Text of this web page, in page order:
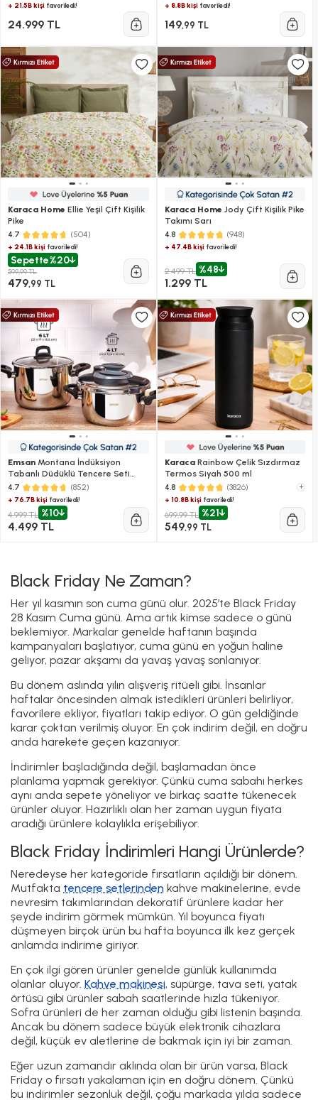
+ 21.5B kişi favoriledi!
24.999 TL
+ 8.8B kişifavoriledi!
149,99 TL
Karaca Home Ellie Yeşil Çift Kişilik
Pike
4.7 (504)
+ 24.1B kişi favoriledi!
Sepette%20
599,99 TL
479,99 TL
Karaca Home Jody Çift Kişilik Pike
Takımı Sarı
4.8 (948)
+ 47.4B kişifavoriledi!
2.499 TL %48
1.299 TL
Emsan Montana İndüksiyon
Tabanlı Düdüklü Tencere Seti
Siyah Gri 4+6 Litre
4.7 (852)
+ 76.7B kişi favoriledi!
4.999 TL %10
4.499 TL
KaracaRainbow Çelik Sızdırmaz
Termos Siyah 500 ml
4.8 (3826)
+
+ 10.8B kişifavoriledi!
699,99 TL %21
549,99 TL
Black Friday Ne Zaman?
Her yıl kasımın son cuma günü olur. 2025’te Black Friday
28 Kasım Cuma günü. Ama artık kimse sadece o günü
beklemiyor. Markalar genelde haftanın başında
kampanyaları başlatıyor, cuma günü en yoğun haline
geliyor, pazar akşamı da yavaş yavaş sonlanıyor.
Bu dönem aslında yılın alışveriş ritüeli gibi. İnsanlar
haftalar öncesinden almak istedikleri ürünleri belirliyor,
favorilere ekliyor, fiyatları takip ediyor. O gün geldiğinde
karar çoktan verilmiş oluyor. En çok indirim değil, en doğru
anda harekete geçen kazanıyor.
İndirimler başladığında değil, başlamadan önce
planlama yapmak gerekiyor. Çünkü cuma sabahı herkes
aynı anda sepete yöneliyor ve birkaç saatte tükenecek
ürünler oluyor. Hazırlıklı olan her zaman uygun fiyata
aradığı ürünlere kolaylıkla erişebiliyor.
Black Friday İndirimleri Hangi Ürünlerde?
Neredeyse her kategoride fırsatların açıldığı bir dönem.
Mutfakta tencere setlerinden kahve makinelerine, evde
nevresim takımlarından dekoratif ürünlere kadar her
şeyde indirim görmek mümkün. Yıl boyunca fiyatı
düşmeyen birçok ürün bu hafta boyunca ilk kez gerçek
anlamda indirime giriyor.
En çok ilgi gören ürünler genelde günlük kullanımda
olanlar oluyor. Kahve makinesi, süpürge, tava seti, yatak
örtüsü gibi ürünler sabah saatlerinde hızla tükeniyor.
Sofra ürünleri de her zaman olduğu gibi listenin başında.
Ancak bu dönem sadece büyük elektronik cihazlara
değil, küçük ev aletlerine de bakmak için iyi bir zaman.
Eğer uzun zamandır aklında olan bir ürün varsa, Black
Friday o fırsatı yakalaman için en doğru dönem. Çünkü
bu indirimler sezonluk değil, çoğu markada yılda sadece